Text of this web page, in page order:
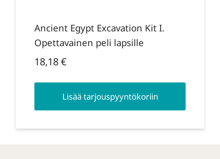
Ancient Egypt Excavation Kit I.
Opettavainen peli lapsille
18,18€
Lisää tarjouspyyntökoriin